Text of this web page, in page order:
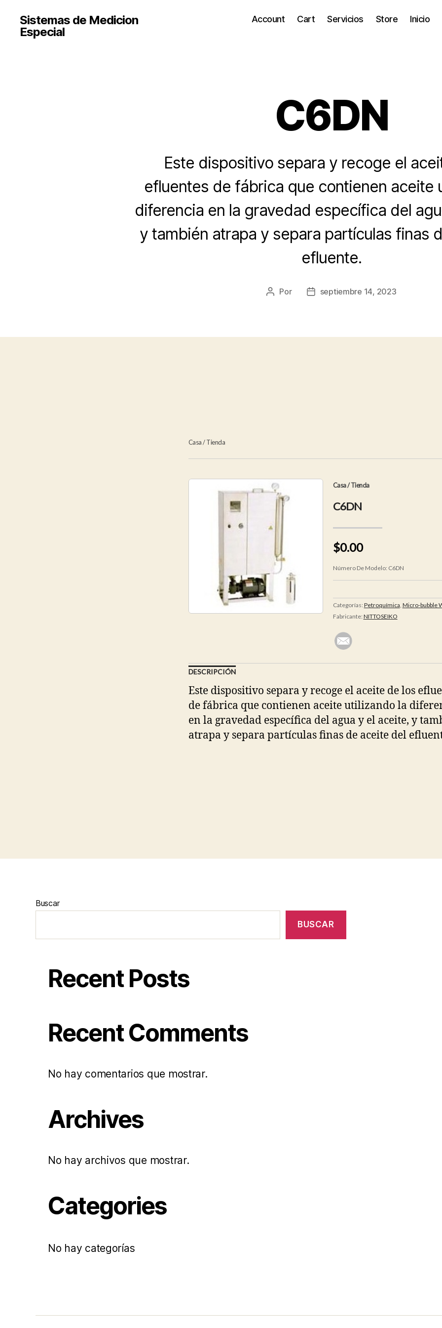
Sistemas de Medicion
Especial
Account Cart Servicios Store Inicio
C6DN
Este dispositivo separa y recoge el
efluentes de fábrica que contienen aceite
diferencia en la gravedad específica del
y también atrapa y separa partículas finas
efluente.
Autor
Por
Fechaseptiembre 14, 2023
Casa/Tienda
Casa/Tienda
C6DN
$0.00
Número De Modelo: C6DN
Categorías: Petroquímica, Micro-bubble
Fabricante: NITTOSEIKO
DESCRIPCIÓN
Este dispositivo separa y recoge el aceite de los
de fábrica que contienen aceite utilizando la
en la gravedad específica del agua y el aceite, y
atrapa y separa partículas finas de aceite del
Buscar
BUSCAR
Recent Posts
Recent Comments
No hay comentarios que mostrar.
Archives
No hay archivos que mostrar.
Categories
No hay categorías